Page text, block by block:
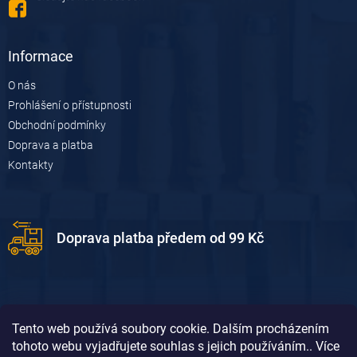
Tento web používá soubory cookie. Dalším procházením
tohoto webu vyjadřujete souhlas s jejich používáním.. Více
Informace
O nás
Prohlášení o přístupnosti
Obchodní podmínky
Doprava a platba
Kontakty
Doprava platba předem od 99 Kč